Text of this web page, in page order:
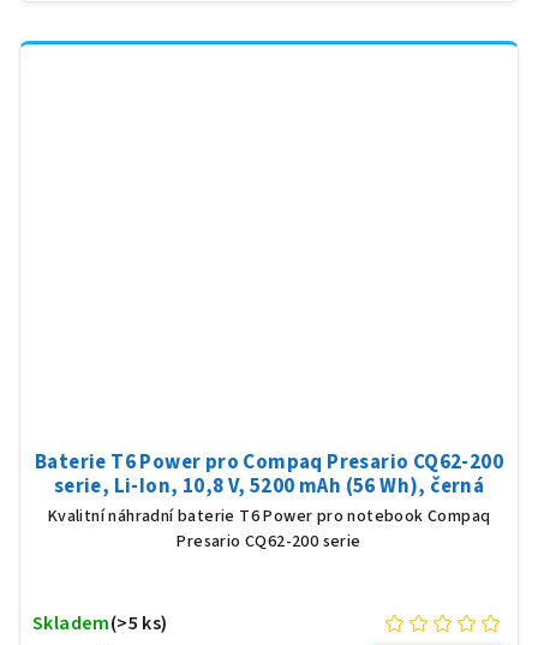
Baterie T6 Power pro Compaq Presario CQ62-200
serie, Li-Ion, 10,8 V, 5200 mAh (56 Wh), černá
Kvalitní náhradní baterie T6 Power pro notebook Compaq
Presario CQ62-200 serie
Skladem(>5 ks)